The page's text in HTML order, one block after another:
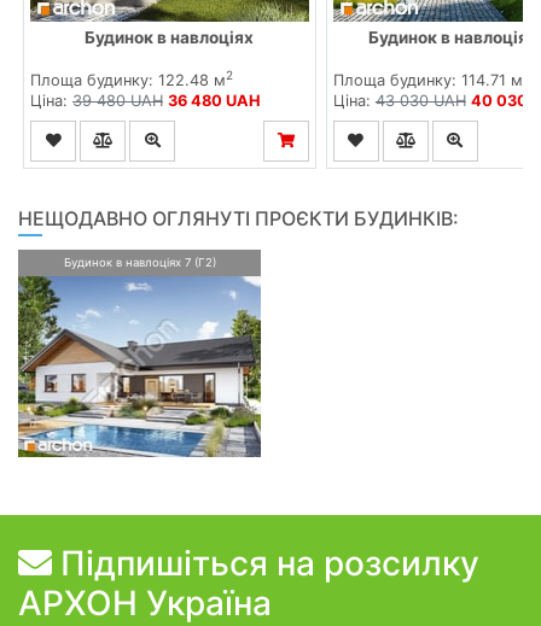
Будинок в навлоціях
Площа будинку: 122.48 м2
Ціна: 39 480 UAH 36 480 UAH
Будинок в
Площа будинку: 114.71 м
Ціна:43 030 UAH 40 030
НЕЩОДАВНО ОГЛЯНУТІ ПРОЄКТИ БУДИНКІВ:
Будинок в навлоціях 7 (Г2)
Підпишіться на розсилку
АРХОН Україна